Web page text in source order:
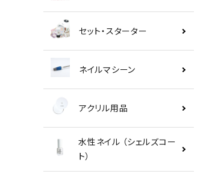
セット・スターター
ネイルマシーン
アクリル用品
水性ネイル （シェルズコー
ト）